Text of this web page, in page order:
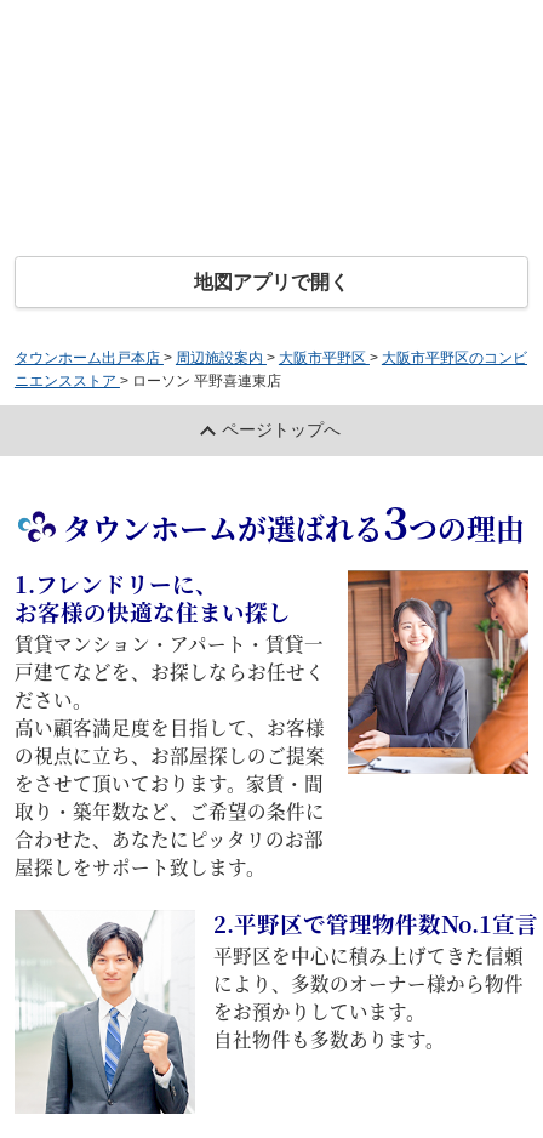
地図アプリで開く
タウンホーム出戸本店 > 周辺施設案内 > 大阪市平野区 > 大阪市平野区のコンビ
ニエンスストア > ローソン 平野喜連東店
ページトップへ
タウンホームが選ばれる3つの理由
1.フレンドリーに、
お客様の快適な住まい探し
賃貸マンション・アパート・賃貸一
戸建てなどを、お探しならお任せく
ださい。
高い顧客満足度を目指して、お客様
の視点に立ち、お部屋探しのご提案
をさせて頂いております。家賃・間
取り・築年数など、ご希望の条件に
合わせた、あなたにピッタリのお部
屋探しをサポート致します。
2.平野区で管理物件数No.1宣言
平野区を中心に積み上げてきた信頼
により、多数のオーナー様から物件
をお預かりしています。
自社物件も多数あります。